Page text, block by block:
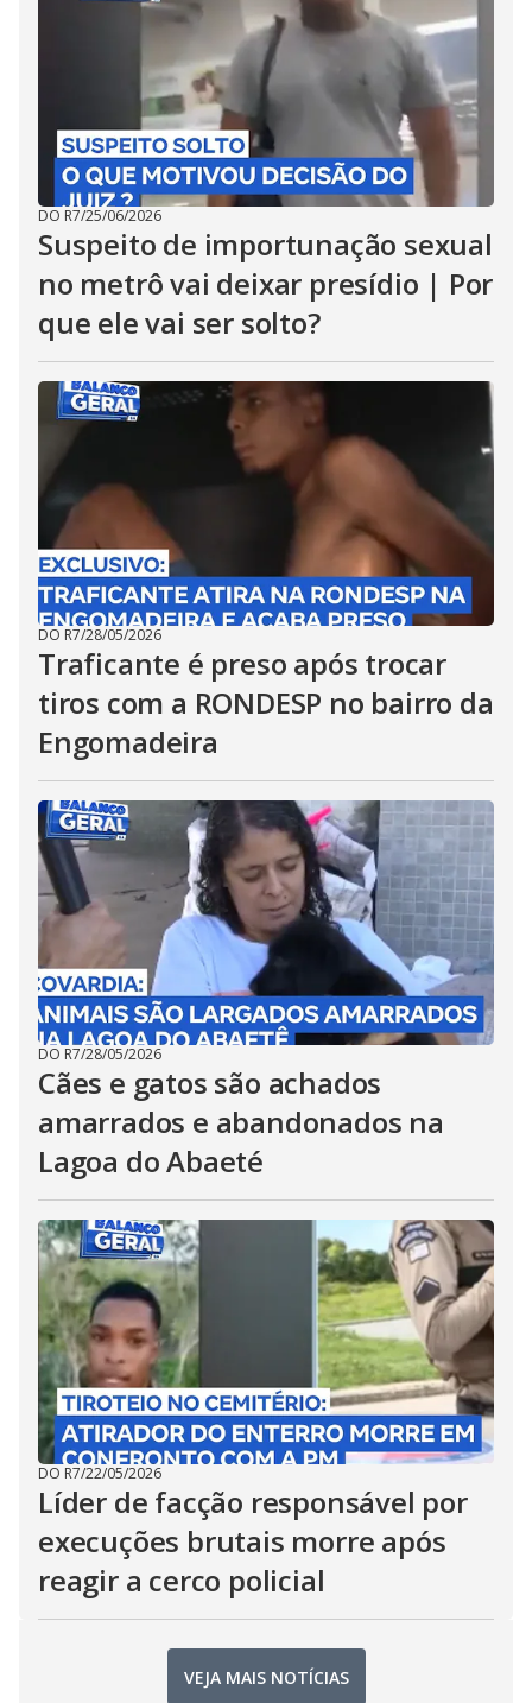
DO R7/25/06/2026
Suspeito de importunação sexual
no metrô vai deixar presídio | Por
que ele vai ser solto?
DO R7/28/05/2026
Traficante é preso após trocar
tiros com a RONDESP no bairro da
Engomadeira
DO R7/28/05/2026
Cães e gatos são achados
amarrados e abandonados na
Lagoa do Abaeté
DO R7/22/05/2026
Líder de facção responsável por
execuções brutais morre após
reagir a cerco policial
VEJA MAIS NOTÍCIAS